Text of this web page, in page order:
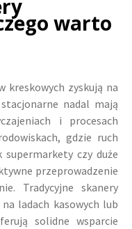
warto
kreskowych zyskują na
nadal mają
i procesach
gdzie ruch
czy duże
przeprowadzenie
Tradycyjne skanery
ladach kasowych lub
solidne wsparcie